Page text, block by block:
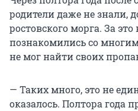
родители даже не знали,
ростовского морга. За
познакомились со
не мог найти своих
— Таких много, это не
оказалось. Полтора года